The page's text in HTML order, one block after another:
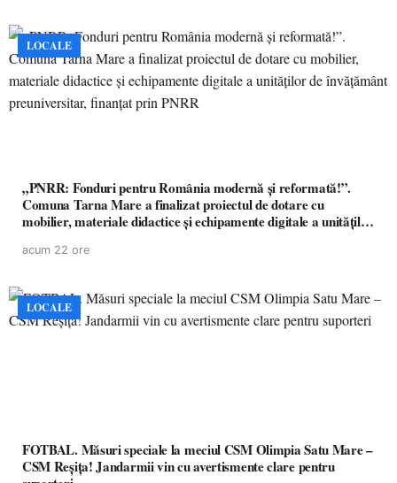
LOCALE
„PNRR: Fonduri pentru România modernă și reformată!”.
Comuna Tarna Mare a finalizat proiectul de dotare cu
mobilier, materiale didactice și echipamente digitale a unităților
acum 22 ore
LOCALE
FOTBAL. Măsuri speciale la meciul CSM Olimpia Satu Mare –
CSM Reșița! Jandarmii vin cu avertismente clare pentru